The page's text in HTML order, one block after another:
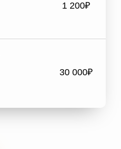
1 200₽
30 000₽